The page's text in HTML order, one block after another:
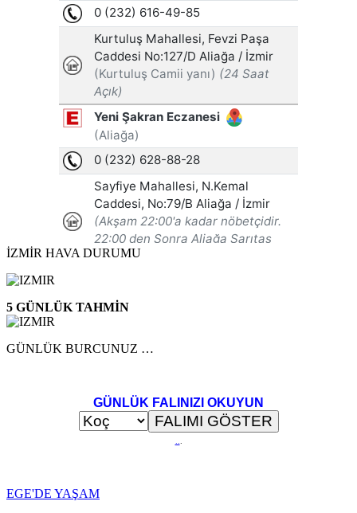
İZMİR HAVA DURUMU
5 GÜNLÜK TAHMİN
GÜNLÜK BURCUNUZ …
GÜNLÜK FALINIZI OKUYUN
...
EGE'DE YAŞAM